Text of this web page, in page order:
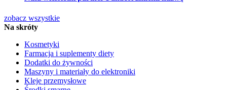
zobacz wszystkie
Na skróty
Kosmetyki
Farmacja i suplementy diety
Dodatki do żywności
Maszyny i materiały do elektroniki
Kleje przemysłowe